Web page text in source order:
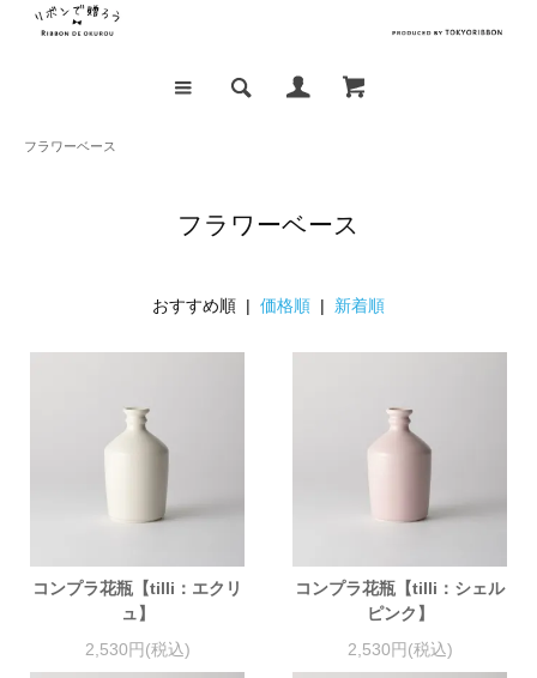
フラワーベース
フラワーベース
おすすめ順 | 価格順 | 新着順
コンプラ花瓶【tilli：エクリ
ュ】
2,530円(税込)
コンプラ花瓶【tilli：シェル
ピンク】
2,530円(税込)